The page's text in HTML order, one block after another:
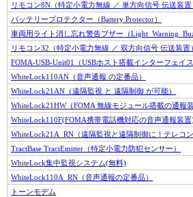
リモコン8N（特定小電力無線 ／ 単方向信号 伝送装置
バッテリープロテクター（Battery Protector）
車両用ライト消し忘れ警告ブザー（
リモコン32（特定小電力無線 ／ 双方向信号 伝送装置）
FOMA-USB-Unit01（USBホスト搭載インターフェイス
WhiteLock110AN（音声通報 の定番品）
WhiteLock21AN（遠隔監視 と 遠隔制御 が可能）
WhiteLock21HW（FOMA 無線モジュール搭載の通報装
WhiteLock110F(FOMA携帯電話機対応の音声通報装置
WhiteLock21A_RN（遠隔監視と遠隔制御に！テレコン
TractBase TractEmitter（特定小電力防犯センサー）
WhiteLock集中監視システム(無料)
WhiteLock110A_RN（音声通報の定番品）
トーンモデム